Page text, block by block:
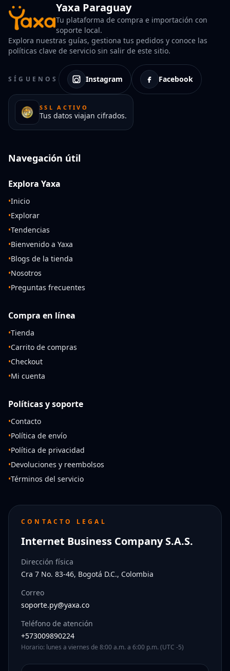
Yaxa Paraguay
Tu plataforma de compra e importación con
soporte local.
Explora nuestras guías, gestiona tus pedidos y conoce las
políticas clave de servicio sin salir de este sitio.
SÍGUENOS Instagram Facebook
SSL ACTIVO
Tus datos viajan cifrados.
Navegación útil
Explora Yaxa
•Inicio
•Explorar
•Tendencias
•Bienvenido a Yaxa
•Blogs de la tienda
•Nosotros
•Preguntas frecuentes
Compra en línea
•Tienda
•Carrito de compras
•Checkout
•Mi cuenta
Políticas y soporte
•Contacto
•Política de envío
•Política de privacidad
•Devoluciones y reembolsos
•Términos del servicio
CONTACTO LEGAL
Internet Business Company S.A.S.
Dirección física
Cra 7 No. 83-46, Bogotá D.C., Colombia
Correo
soporte.py@yaxa.co
Teléfono de atención
+573009890224
Horario: lunes a viernes de 8:00 a.m. a 6:00 p.m. (UTC -5)